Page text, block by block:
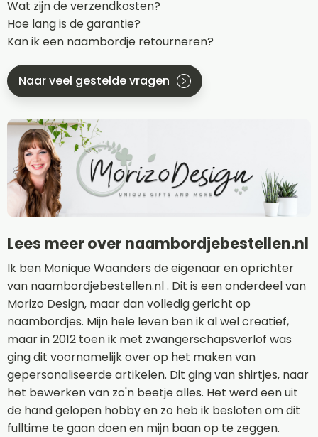
Wat zijn de verzendkosten?
Hoe lang is de garantie?
Kan ik een naambordje retourneren?
Naar veel gestelde vragen
Lees meer over naambordjebestellen.nl
Ik ben Monique Waanders de eigenaar en oprichter
van naambordjebestellen.nl . Dit is een onderdeel van
Morizo Design, maar dan volledig gericht op
naambordjes. Mijn hele leven ben ik al wel creatief,
maar in 2012 toen ik met zwangerschapsverlof was
ging dit voornamelijk over op het maken van
gepersonaliseerde artikelen. Dit ging van shirtjes, naar
het bewerken van zo'n beetje alles. Het werd een uit
de hand gelopen hobby en zo heb ik besloten om dit
fulltime te gaan doen en mijn baan op te zeggen.